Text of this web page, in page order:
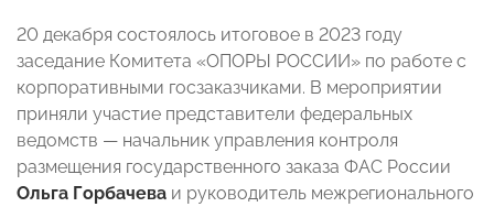
20 декабря состоялось итоговое в 2023 году
заседание Комитета «ОПОРЫ РОССИИ» по работе с
корпоративными госзаказчиками. В мероприятии
приняли участие представители федеральных
ведомств — начальник управления контроля
размещения государственного заказа ФАС России
Ольга Горбачева и руководитель межрегионального